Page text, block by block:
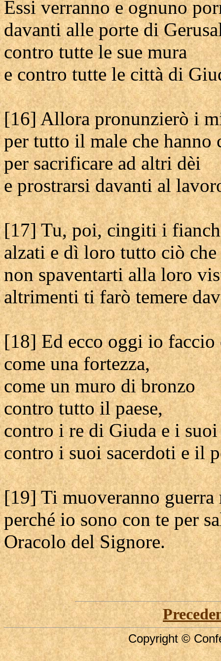
Essi verranno e ognuno
davanti alle porte di
contro tutte le sue mura
e contro tutte le città di
[16] Allora pronunzierò i
per tutto il male che hanno
per sacrificare ad altri dèi
e prostrarsi davanti al
[17] Tu, poi, cingiti i
alzati e dì loro tutto ciò
non spaventarti alla loro
altrimenti ti farò temere
[18] Ed ecco oggi io faccio
come una fortezza,
come un muro di bronzo
contro tutto il paese,
contro i re di Giuda e i
contro i suoi sacerdoti e il
[19] Ti muoveranno
perché io sono con te per
Oracolo del Signore.
Copyright ©